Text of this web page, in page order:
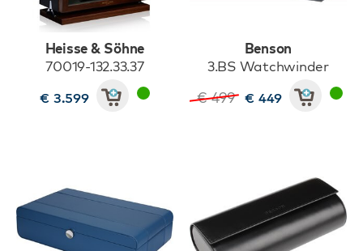
Heisse & Söhne
70019-132.33.37
€ 3.599
Benson
3.BS Watchwinder
€ 499 € 449